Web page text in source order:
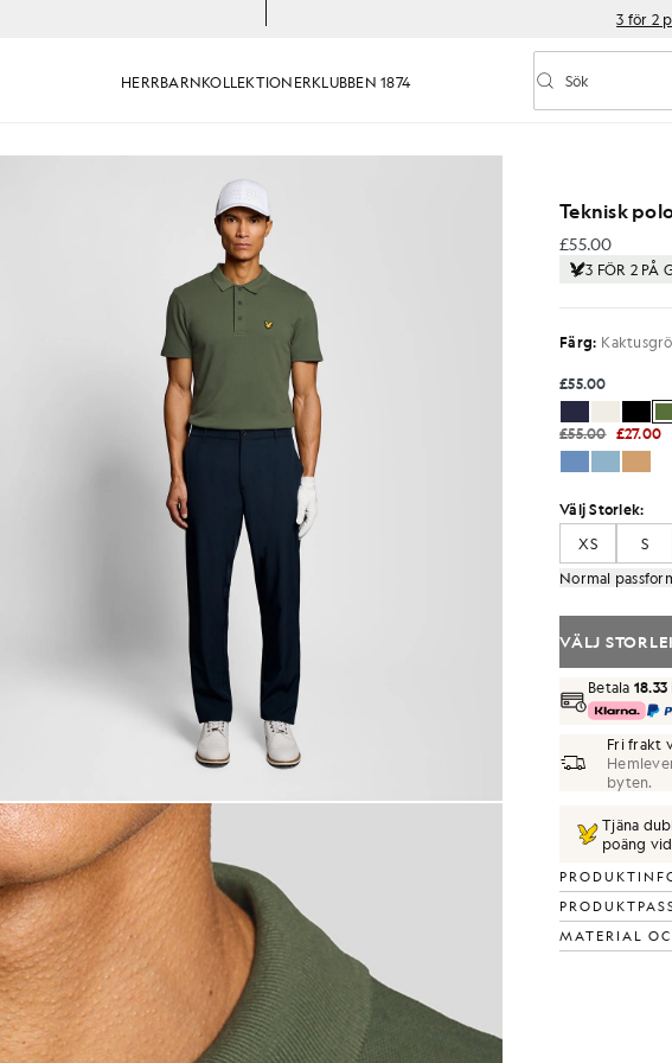
3 för 2
HERRBARNKOLLEKTIONERKLUBBEN 1874 Aktivera/
Sök
i teknisk polotröja i kaktusgrönt
Teknisk
£55.00
£55.00
3 FÖR 2 PÅ
Färg:
£55.00
£55.00 £27.00
Välj Storlek:
XS
S
Normal
VÄLJ
Betala 18.33
Fri frakt
byten.
Tjäna
poäng
MATERIAL